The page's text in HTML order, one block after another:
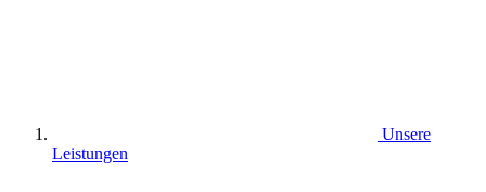
Unsere
Leistungen